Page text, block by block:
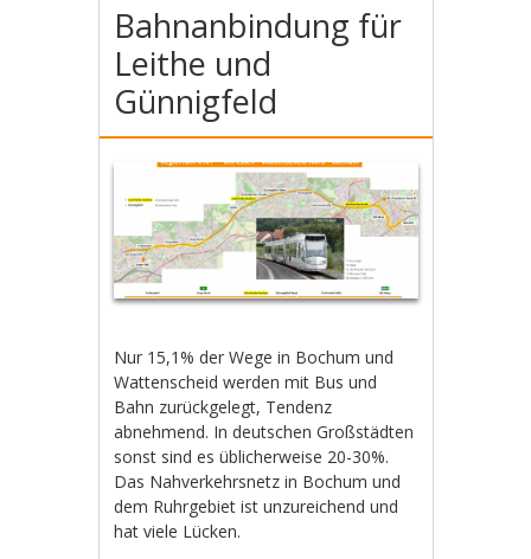
Bahnanbindung für
Leithe und
Günnigfeld
Nur 15,1% der Wege in Bochum und
Wattenscheid werden mit Bus und
Bahn zurückgelegt, Tendenz
abnehmend. In deutschen Großstädten
sonst sind es üblicherweise 20-30%.
Das Nahverkehrsnetz in Bochum und
dem Ruhrgebiet ist unzureichend und
hat viele Lücken.